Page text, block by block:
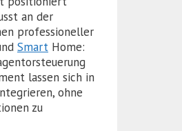
an der
professioneller
Smart Home:
lassen sich in
ohne
zu